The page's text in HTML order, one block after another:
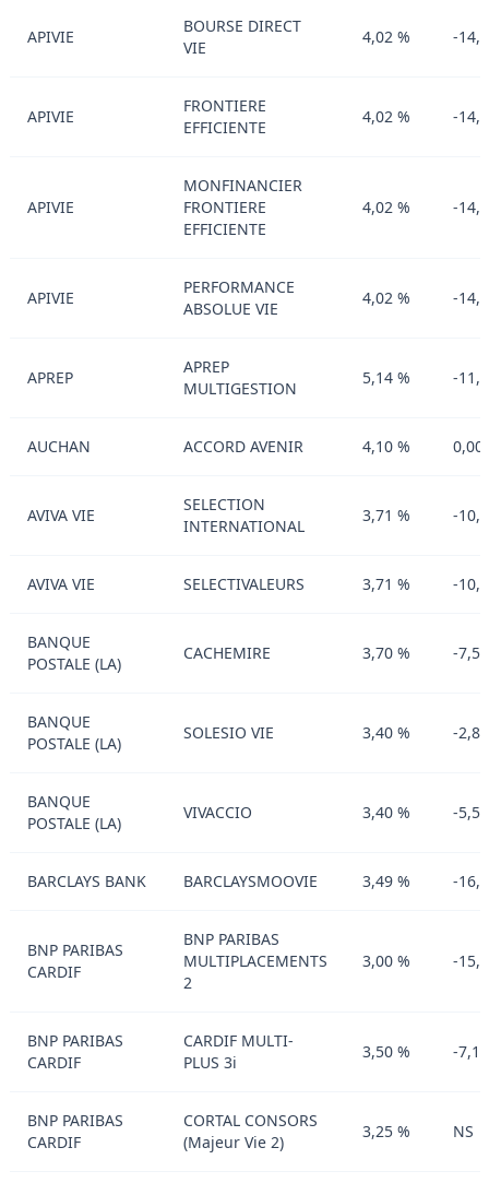
APIVIE
BOURSE DIRECT
VIE
4,02 % -
APIVIE
FRONTIERE
EFFICIENTE
4,02 % -
APIVIE
MONFINANCIER
FRONTIERE
EFFICIENTE
4,02 % -
APIVIE
PERFORMANCE
ABSOLUE VIE
4,02 % -
APREP
APREP
MULTIGESTION
5,14 % -
AUCHAN ACCORD AVENIR 4,10 %
AVIVA VIE
SELECTION
INTERNATIONAL
3,71 % -
AVIVA VIE SELECTIVALEURS 3,71 % -
BANQUE
POSTALE (LA)
CACHEMIRE 3,70 % -
BANQUE
POSTALE (LA)
SOLESIO VIE 3,40 % -
BANQUE
POSTALE (LA)
VIVACCIO 3,40 % -
BARCLAYS BANK BARCLAYSMOOVIE 3,49 % -
BNP PARIBAS
CARDIF
BNP PARIBAS
MULTIPLACEMENTS
2
3,00 % -
BNP PARIBAS
CARDIF
CARDIF MULTI-
PLUS 3i
3,50 % -
BNP PARIBAS
CARDIF
CORTAL CONSORS
(Majeur Vie 2)
3,25 % NS